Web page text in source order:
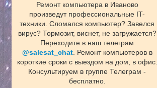
Ремонт компьютера в Иваново
произведут профессиональные IT-
техники. Сломался компьютер? Завелся
вирус? Тормозит, виснет, не загружается?
Переходите в наш телеграм
@salesat_chat. Ремонт компьютеров в
короткие сроки с выездом на дом, в офис.
Консультируем в группе Телеграм -
бесплатно.